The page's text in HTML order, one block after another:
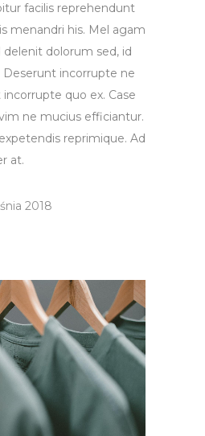
facilis reprehendunt
menandri his. Mel agam
delenit dolorum sed, id
incorrupte ne
quo ex. Case
ne mucius efficiantur.
reprimique. Ad
at.
2018